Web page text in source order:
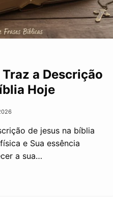
a Descrição
Hoje
de jesus na bíblia
e Sua essência
a sua…